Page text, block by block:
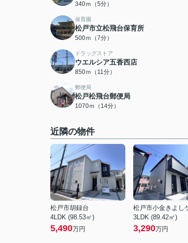
340ｍ（5分）
保育園
松戸市立松飛台保育所
500ｍ（7分）
ドラッグストア
ウエルシア五香西店
850ｍ（11分）
郵便局
松戸松飛台郵便局
1070ｍ（14分）
近隣の物件
松戸市胡録台
4LDK (98.53㎡)
5,490万円
3LDK (89.42㎡)
3,290万円